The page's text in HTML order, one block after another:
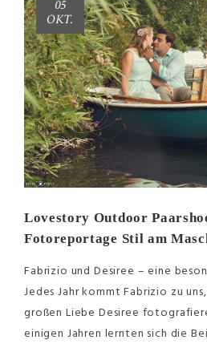
05
OKT.
Lovestory Outdoor
Fotoreportage Stil am
Fabrizio und Desiree – eine
Jedes Jahr kommt Fabrizio zu
großen Liebe Desiree
einigen Jahren lernten sich die